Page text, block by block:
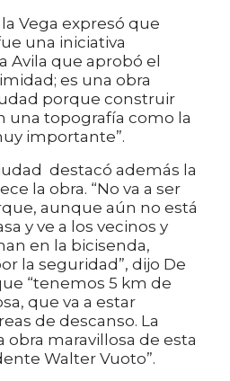
Vega expresó que
una iniciativa
Avila que aprobó el
es una obra
porque construir
una topografía como la
importante”.
destacó además la
la obra. “No va a ser
aunque aún no está
y ve a los vecinos y
en la bicisenda,
la seguridad”, dijo De
“tenemos 5 km de
que va a estar
de descanso. La
obra maravillosa de esta
Walter Vuoto”.